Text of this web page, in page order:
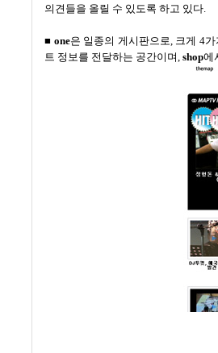
의견들을 올릴 수 있도록 하고 있다.
■ one은 일종의 게시판으로, 크게 4가
트 정보를 전달하는 공간이며, shop에